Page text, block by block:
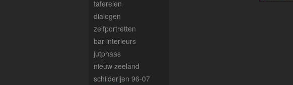
taferelen
dialogen
zelfportretten
bar interieurs
jutphaas
nieuw zeeland
schilderijen 96-07